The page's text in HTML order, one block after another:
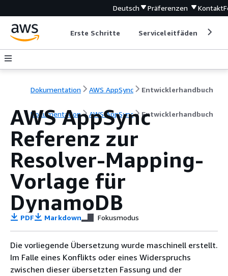
Deutsch Präferenzen Kontakt
Erste Schritte Serviceleitfäden
Dokumentation AWS AppSync Entwicklerhandbuch
Dokumentation AWS AppSync Entwicklerhandbuch
AWS AppSync
Referenz zur
Resolver-Mapping-
Vorlage für
DynamoDB
PDF Markdown Fokusmodus
Die vorliegende Übersetzung wurde maschinell erstellt.
Im Falle eines Konflikts oder eines Widerspruchs
zwischen dieser übersetzten Fassung und der